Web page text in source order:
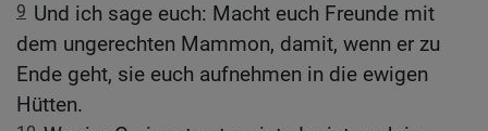
9 Und ich sage euch: Macht euch Freunde mit
dem ungerechten Mammon, damit, wenn er zu
Ende geht, sie euch aufnehmen in die ewigen
Hütten.